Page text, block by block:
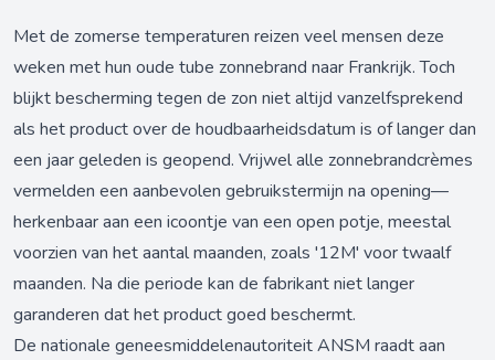
Met de zomerse temperaturen reizen veel mensen deze
weken met hun oude tube zonnebrand naar Frankrijk. Toch
blijkt bescherming tegen de zon niet altijd vanzelfsprekend
als het product over de houdbaarheidsdatum is of langer dan
een jaar geleden is geopend. Vrijwel alle zonnebrandcrèmes
vermelden een aanbevolen gebruikstermijn na opening—
herkenbaar aan een icoontje van een open potje, meestal
voorzien van het aantal maanden, zoals '12M' voor twaalf
maanden. Na die periode kan de fabrikant niet langer
garanderen dat het product goed beschermt.
De nationale geneesmiddelenautoriteit ANSM raadt aan